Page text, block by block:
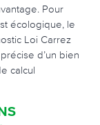
Pour
écologique, le
Loi Carrez
d’un bien
calcul